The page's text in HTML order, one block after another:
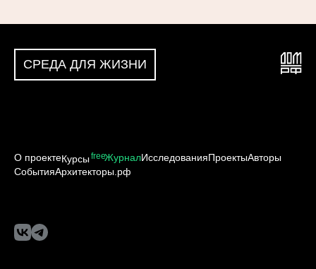
СРЕДА ДЛЯ ЖИЗНИ
О проектеКурсыfreeЖурналИсследованияПроектыАвторы
СобытияАрхитекторы.рф